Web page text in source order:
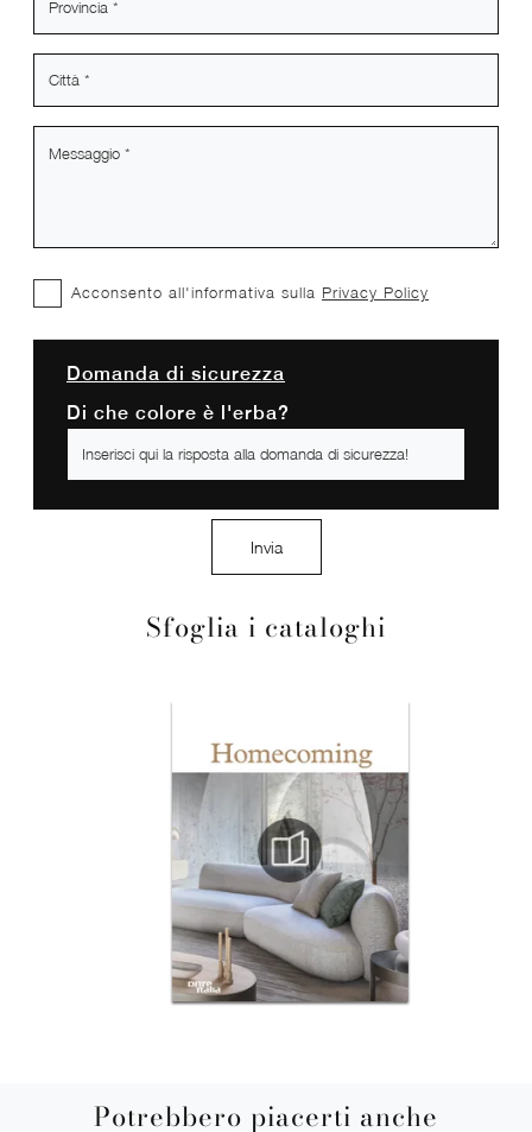
Sfoglia i cataloghi
Acconsento all'informativa sulla Privacy Policy
Domanda di sicurezza
Di che colore è l'erba?
Invia
Potrebbero piacerti anche